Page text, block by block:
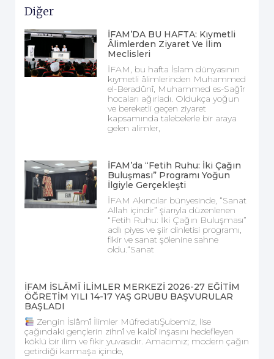
Diğer
İFAM’DA BU HAFTA: Kıymetli
Âlimlerden Ziyaret Ve İlim
Meclisleri
İFAM, bu hafta İslam dünyasının
kıymetli âlimlerinden Muhammed
el-Beradûnî, Muhammed es-Sağîr
hocaları ağırladı. Oldukça yoğun
ve bereketli geçen ziyaret
kapsamında talebelerle bir araya
gelen alimler,
İFAM’da “Fetih Ruhu: İki Çağın
Buluşması” Programı Yoğun
İlgiyle Gerçekleşti
İFAM Akıncılar bünyesinde, “Sanat
Allah içindir” şiarıyla düzenlenen
“Fetih Ruhu: İki Çağın Buluşması”
adlı piyes ve şiir dinletisi programı,
fikir ve sanat şölenine sahne
oldu.“Sanat
İFAM İSLÂMÎ İLİMLER MERKEZİ 2026-27 EĞİTİM
ÖĞRETİM YILI 14-17 YAŞ GRUBU BAŞVURULAR
BAŞLADI
Zengin İslâmî İlimler MüfredatıŞubemiz, lise
çağındaki gençlerin zihnî ve kalbî inşasını hedefleyen
köklü bir ilim ve fikir yuvasıdır. Amacımız; modern çağın
getirdiği karmaşa içinde,